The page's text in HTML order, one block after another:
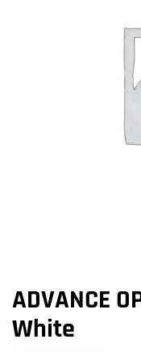
ADVANCE
White